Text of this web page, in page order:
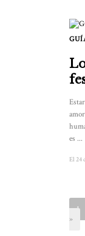
es ...
El 24
1
»